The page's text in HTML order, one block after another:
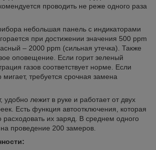
проводить не реже одного раза
небольшая панель с индикаторами
при достижении значения 500 ppm
– 2000 ppm (сильная утечка). Также
оповещение. Если горит зеленый
газов соответствует норме. Если
требуется срочная замена
удобно лежит в руке и работает от двух
Есть функция автоотключения, которая
расходовать их заряд. В среднем одного
проведение 200 замеров.